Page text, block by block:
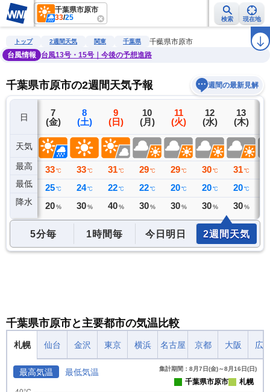
千葉県市原市
33/25 検索 現在地
雨雲レーダー 台風情報 地震情報 警報・注意報 ラ
トップ 2週間天気 関東 千葉県
千葉県市原市
台風情報
台風13号・15号｜今後の予想進路
千葉県市原市の2週間天気予報 週間の最新見解
日
天気
最高
最低
降水
6
(木)
32 ℃
24 ℃
8 ミリ
7
(金)
33 ℃
25 ℃
20 %
8
(土)
33 ℃
24 ℃
30 %
9
(日)
31 ℃
22 ℃
40 %
10
(月)
29 ℃
22 ℃
30 %
11
(火)
29 ℃
20 ℃
30 %
12
(水)
30 ℃
20 ℃
30 %
13
(木)
31 ℃
20 ℃
30 %
5分毎 1時間毎 今日明日 2週間天気
千葉県市原市と主要都市の気温比較
札幌 仙台 金沢 東京 横浜 名古屋 京都 大阪 広
最高気温 最低気温 集計期間：8月7日(金)～8月16日(日)
千葉県市原市 札幌